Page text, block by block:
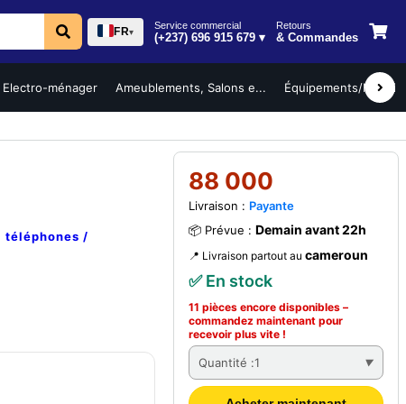
FR▾
Service commercial
(+237) 696 915 679 ▾
Retours
& Commandes
Electro-ménager Ameublements, Salons e... Équipements/
téléphones /
88 000
Livraison : Payante
📦 Prévue : Demain avant 22h
📍 Livraison partout au cameroun
✅ En stock
11 pièces encore disponibles –
commandez maintenant pour
recevoir plus vite !
Quantité :1